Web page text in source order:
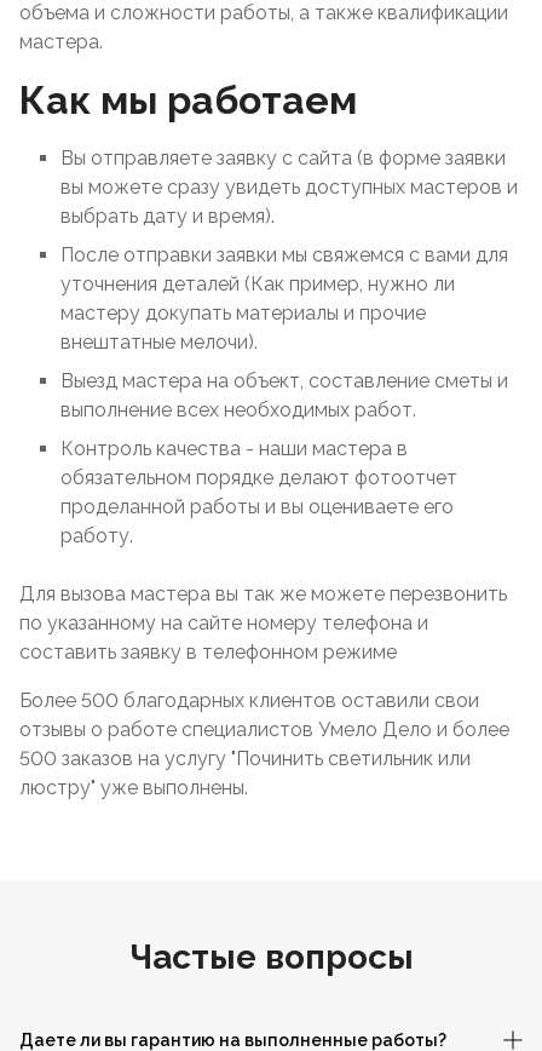
объема и сложности работы, а также квалификации
мастера.
Как мы работаем
Вы отправляете заявку с сайта (в форме заявки
вы можете сразу увидеть доступных мастеров и
выбрать дату и время).
После отправки заявки мы свяжемся с вами для
уточнения деталей (Как пример, нужно ли
мастеру докупать материалы и прочие
внештатные мелочи).
Выезд мастера на объект, составление сметы и
выполнение всех необходимых работ.
Контроль качества - наши мастера в
обязательном порядке делают фотоотчет
проделанной работы и вы оцениваете его
работу.
Для вызова мастера вы так же можете перезвонить
по указанному на сайте номеру телефона и
составить заявку в телефонном режиме
Более 500 благодарных клиентов оставили свои
отзывы о работе специалистов Умело Дело и более
500 заказов на услугу "Починить светильник или
люстру" уже выполнены.
Частые вопросы
Даете ли вы гарантию на выполненные работы?